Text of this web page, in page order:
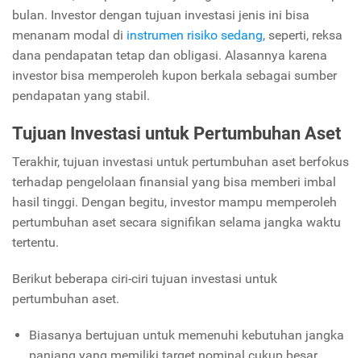
bulan. Investor dengan tujuan investasi jenis ini bisa
menanam modal di instrumen risiko sedang, seperti, reksa
dana pendapatan tetap dan obligasi. Alasannya karena
investor bisa memperoleh kupon berkala sebagai sumber
pendapatan yang stabil.
Tujuan Investasi untuk Pertumbuhan Aset
Terakhir, tujuan investasi untuk pertumbuhan aset berfokus
terhadap pengelolaan finansial yang bisa memberi imbal
hasil tinggi. Dengan begitu, investor mampu memperoleh
pertumbuhan aset secara signifikan selama jangka waktu
tertentu.
Berikut beberapa ciri-ciri tujuan investasi untuk
pertumbuhan aset.
Biasanya bertujuan untuk memenuhi kebutuhan jangka